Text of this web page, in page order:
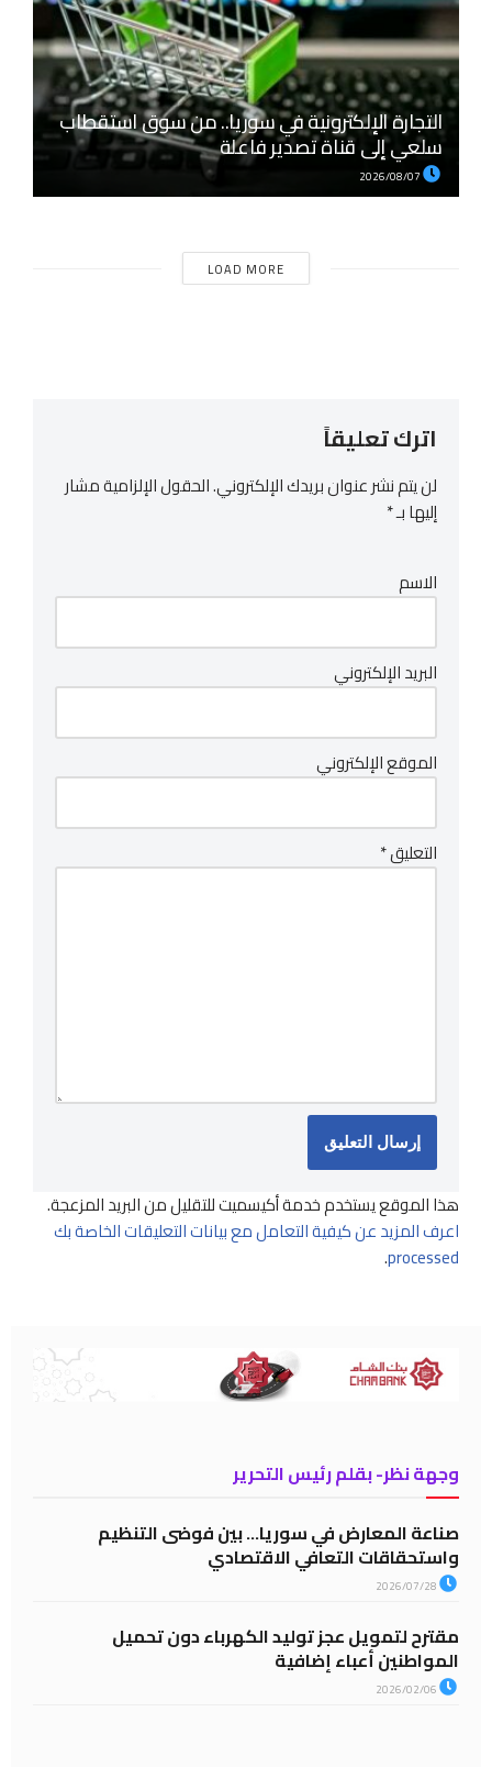
التجارة الإلكترونية في سوريا.. من سوق استقطاب
سلعي إلى قناة تصدير فاعلة
LOAD MORE
اترك تعليقاً
لن يتم نشر عنوان بريدك الإلكتروني.الحقول الإلزامية مشار
إليها بـ*
الاسم
البريد الإلكتروني
الموقع الإلكتروني
التعليق*
هذا الموقع يستخدم خدمة أكيسميت للتقليل من البريد المزعجة.
اعرف المزيد عن كيفية التعامل مع بيانات التعليقات الخاصة بك
processed
.
وجهة نظر- بقلم رئيس التحرير
صناعة المعارض في سوريا… بين فوضى التنظيم
واستحقاقات التعافي الاقتصادي
مقترح لتمويل عجز توليد الكهرباء دون تحميل
المواطنين أعباء إضافية